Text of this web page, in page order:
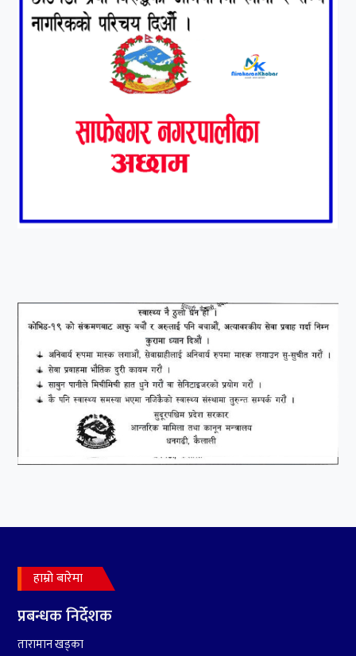
कांग्रेसको १४ औं महाधिवेशनको
तयारी पुरा
आर्थिक बर्ष २०७८÷२०७९ मा
आर्थिक बुद्धि दर ६.५ हुन सक्दैन ।
हाम्रो बारेमा
प्रबन्धक निर्देशक
तारामान खड्का